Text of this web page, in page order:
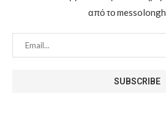
από το